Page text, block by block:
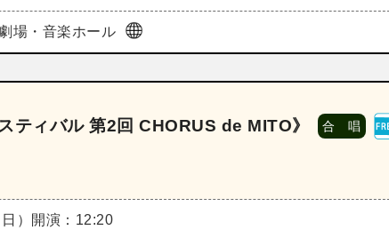
場・音楽ホール
ティバル 第2回 CHORUS de MITO》 合 唱
） 開演：12:20